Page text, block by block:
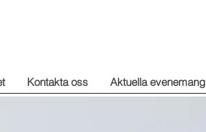
Kontakta oss Aktuella evenemang